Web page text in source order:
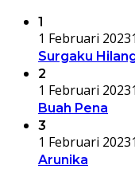
1
1 Februari 2023
Surgaku
2
1 Februari 2023
Buah Pena
3
1 Februari 2023
Arunika